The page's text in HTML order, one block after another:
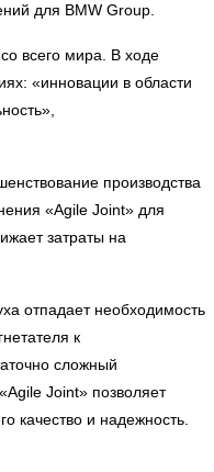
для BMW Group.
всего мира. В ходе
«инновации в области
производства
«Agile Joint» для
затраты на
отпадает необходимость
к
сложный
Joint» позволяет
качество и надежность.